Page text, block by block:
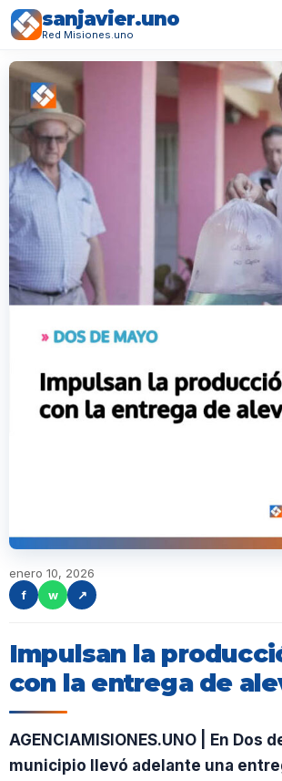
sanjavier.uno
Red Misiones.uno
enero 10, 2026
f
w ↗
Impulsan la
con la entrega de
AGENCIAMISIONES.UNO | En Dos
municipio llevó adelante una